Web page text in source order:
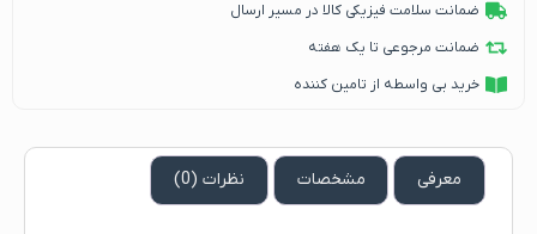
ضمانت سلامت فیزیکی کالا در مسیر ارسال
ضمانت مرجوعی تا یک هفته
خرید بی واسطه از تامین کننده
معرفی مشخصات نظرات (0)